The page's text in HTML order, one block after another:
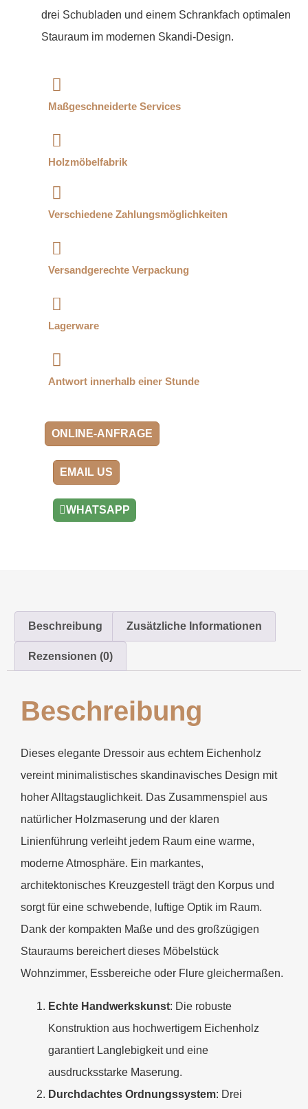
drei Schubladen und einem Schrankfach optimalen
Stauraum im modernen Skandi-Design.
Maßgeschneiderte Services
Holzmöbelfabrik
Verschiedene Zahlungsmöglichkeiten
Versandgerechte Verpackung
Lagerware
Antwort innerhalb einer Stunde
ONLINE-ANFRAGE
EMAIL US
WHATSAPP
Beschreibung Zusätzliche Informationen
Rezensionen (0)
Beschreibung
Dieses elegante Dressoir aus echtem Eichenholz
vereint minimalistisches skandinavisches Design mit
hoher Alltagstauglichkeit. Das Zusammenspiel aus
natürlicher Holzmaserung und der klaren
Linienführung verleiht jedem Raum eine warme,
moderne Atmosphäre. Ein markantes,
architektonisches Kreuzgestell trägt den Korpus und
sorgt für eine schwebende, luftige Optik im Raum.
Dank der kompakten Maße und des großzügigen
Stauraums bereichert dieses Möbelstück
Wohnzimmer, Essbereiche oder Flure gleichermaßen.
Echte Handwerkskunst: Die robuste
Konstruktion aus hochwertigem Eichenholz
garantiert Langlebigkeit und eine
ausdrucksstarke Maserung.
Durchdachtes Ordnungssystem: Drei